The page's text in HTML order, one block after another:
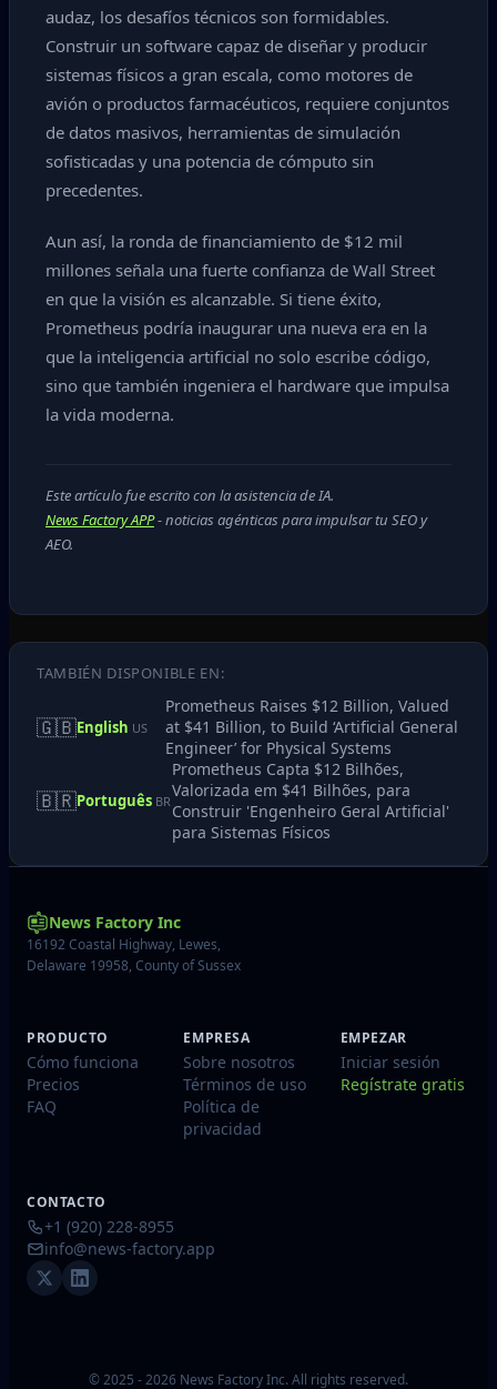
audaz, los desafíos técnicos son formidables.
Construir un software capaz de diseñar y producir
sistemas físicos a gran escala, como motores de
avión o productos farmacéuticos, requiere conjuntos
de datos masivos, herramientas de simulación
sofisticadas y una potencia de cómputo sin
precedentes.
Aun así, la ronda de financiamiento de $12 mil
millones señala una fuerte confianza de Wall Street
en que la visión es alcanzable. Si tiene éxito,
Prometheus podría inaugurar una nueva era en la
que la inteligencia artificial no solo escribe código,
sino que también ingeniera el hardware que impulsa
la vida moderna.
Este artículo fue escrito con la asistencia de IA.
News Factory APP- noticias agénticas para impulsar tu SEO y
AEO.
TAMBIÉN DISPONIBLE EN:
🇬🇧English US
Prometheus Raises $12 Billion, Valued
at $41 Billion, to Build ‘Artificial General
Engineer’ for Physical Systems
🇧🇷Português BR
Prometheus Capta $12 Bilhões,
Valorizada em $41 Bilhões, para
Construir 'Engenheiro Geral Artificial'
para Sistemas Físicos
News Factory Inc
16192 Coastal Highway, Lewes,
Delaware 19958, County of Sussex
PRODUCTO
Cómo funciona
Precios
FAQ
EMPRESA
Sobre nosotros
Términos de uso
Política de
privacidad
EMPEZAR
Iniciar sesión
Regístrate gratis
CONTACTO
+1 (920) 228-8955
info@news-factory.app
© 2025 - 2026 News Factory Inc. All rights reserved.